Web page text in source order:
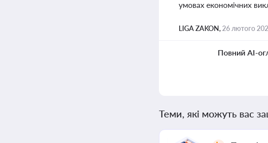
умовах економічних
LIGA ZAKON, 26 лютого
Повний AI-
Теми, які можуть вас